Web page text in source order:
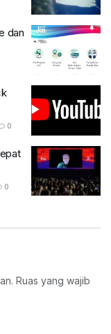
dan
0
0
Ruas yang wajib